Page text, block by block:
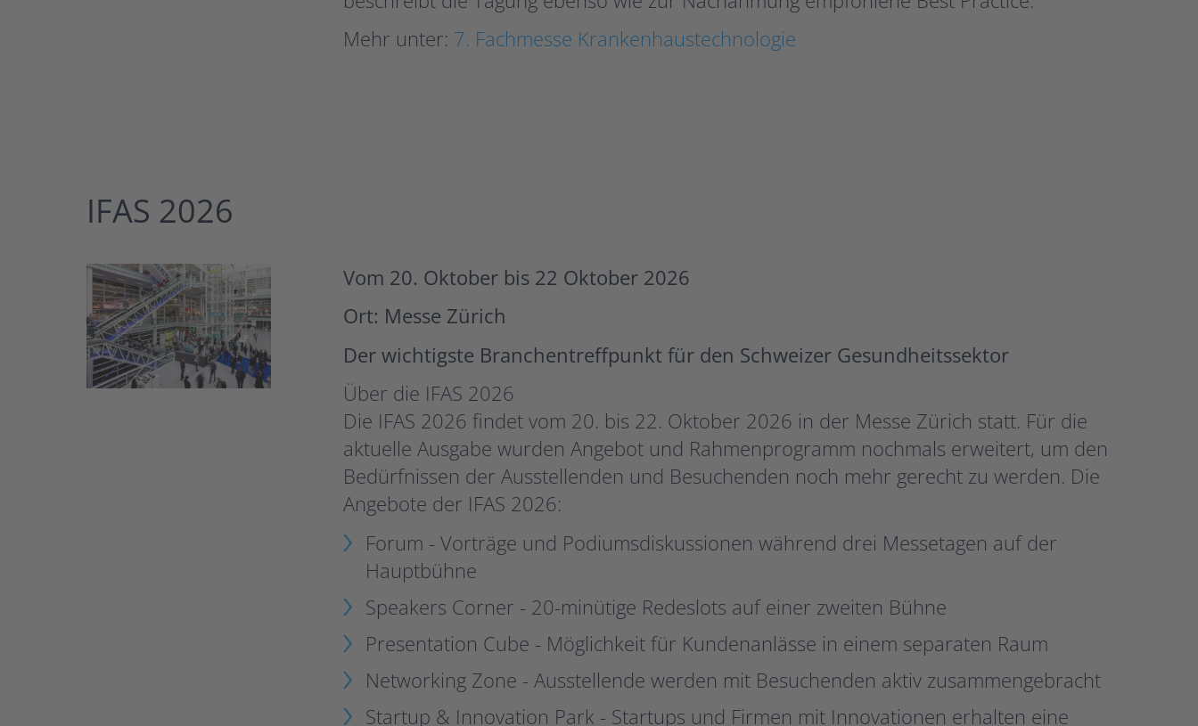
Mehr unter: 7. Fachmesse Krankenhaustechnologie
IFAS 2026
Vom 20. Oktober bis 22 Oktober 2026
Ort: Messe Zürich
Der wichtigste Branchentreffpunkt für den Schweizer Gesundheitssektor
Über die IFAS 2026
Die IFAS 2026 findet vom 20. bis 22. Oktober 2026 in der Messe Zürich statt. Für die
aktuelle Ausgabe wurden Angebot und Rahmenprogramm nochmals erweitert, um den
Bedürfnissen der Ausstellenden und Besuchenden noch mehr gerecht zu werden. Die
Angebote der IFAS 2026:
Forum - Vorträge und Podiumsdiskussionen während drei Messetagen auf der
Hauptbühne
Speakers Corner - 20-minütige Redeslots auf einer zweiten Bühne
Presentation Cube - Möglichkeit für Kundenanlässe in einem separaten Raum
Networking Zone - Ausstellende werden mit Besuchenden aktiv zusammengebracht
Startup & Innovation Park - Startups und Firmen mit Innovationen erhalten eine